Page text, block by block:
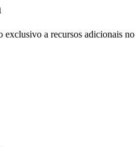
exclusivo a recursos adicionais no